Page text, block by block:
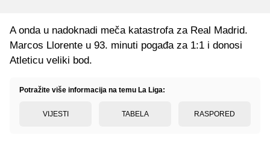
A onda u nadoknadi meča katastrofa za Real Madrid.
Marcos Llorente u 93. minuti pogađa za 1:1 i donosi
Atleticu veliki bod.
Potražite više informacija na temu La Liga:
VIJESTI TABELA RASPORED